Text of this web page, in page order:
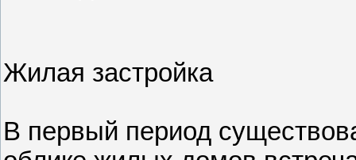
Жилая застройка
В первый период